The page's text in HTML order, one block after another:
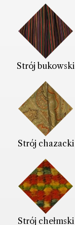
Strój bukowski
Strój chazacki
Strój chełmski